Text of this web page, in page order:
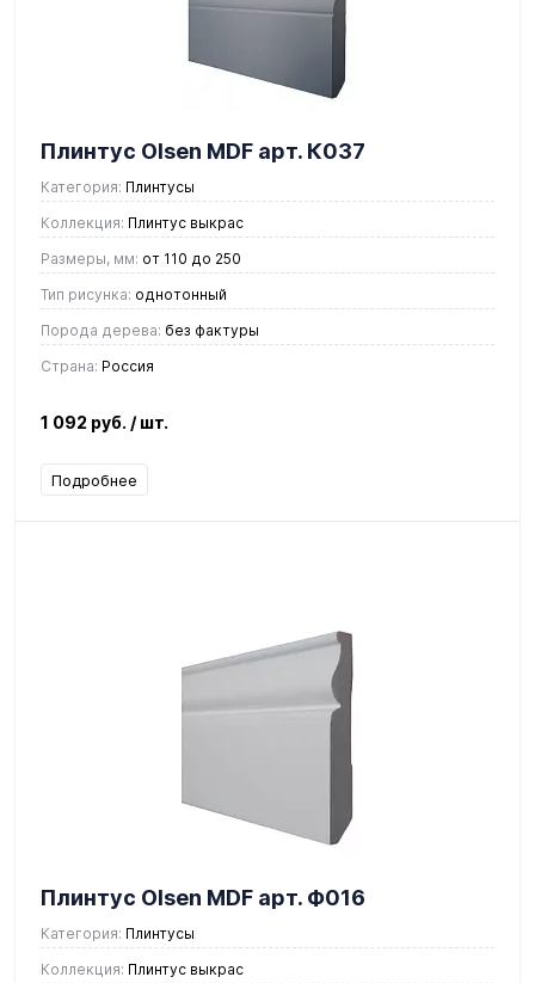
Плинтус Olsen MDF арт. К037
Категория: Плинтусы
Коллекция: Плинтус выкрас
Размеры, мм: от 110 до 250
Тип рисунка: однотонный
Порода дерева: без фактуры
Страна: Россия
1 092 руб. / шт.
Подробнее
Плинтус Olsen MDF арт. Ф016
Категория: Плинтусы
Коллекция: Плинтус выкрас